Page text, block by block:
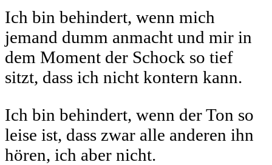
Ich bin behindert, wenn mich
jemand dumm anmacht und mir in
dem Moment der Schock so tief
sitzt, dass ich nicht kontern kann.
Ich bin behindert, wenn der Ton so
leise ist, dass zwar alle anderen ihn
hören, ich aber nicht.